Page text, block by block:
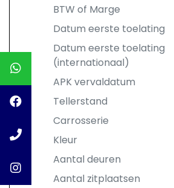
BTW of Marge
Datum eerste toelating
Datum eerste toelating
(internationaal)
APK vervaldatum
Tellerstand
Carrosserie
Kleur
Aantal deuren
Aantal zitplaatsen